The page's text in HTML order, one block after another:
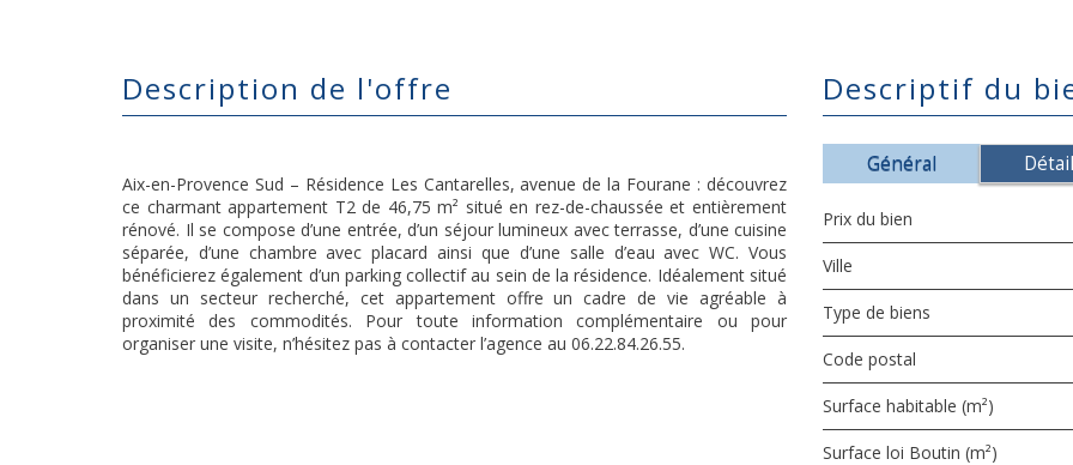
description de l'offre
Aix-en-Provence Sud – Résidence Les Cantarelles, avenue de la Fourane : découvrez
ce charmant appartement T2 de 46,75 m² situé en rez-de-chaussée et entièrement
rénové. Il se compose d’une entrée, d’un séjour lumineux avec terrasse, d’une cuisine
séparée, d’une chambre avec placard ainsi que d’une salle d’eau avec WC. Vous
bénéficierez également d’un parking collectif au sein de la résidence. Idéalement situé
dans un secteur recherché, cet appartement offre un cadre de vie agréable à
proximité des commodités. Pour toute information complémentaire ou pour
organiser une visite, n’hésitez pas à contacter l’agence au 06.22.84.26.55.
descriptif du
Général
Prix du bien
Ville
Type de biens
Code postal
Surface habitable (m²)
Surface loi Boutin (m²)